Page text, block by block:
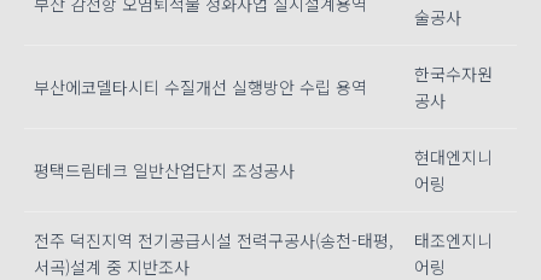
술공사
부산에코델타시티 수질개선 실행방안 수립 용역
한국수자원
공사
평택드림테크 일반산업단지 조성공사
현대엔지니
어링
전주 덕진지역 전기공급시설 전력구공사(송천-태평,
서곡)설계 중 지반조사
태조엔지니
어링